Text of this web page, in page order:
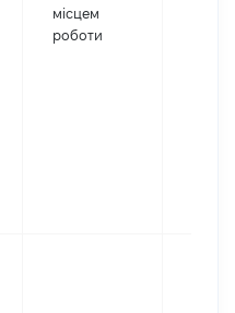
місцем
роботи